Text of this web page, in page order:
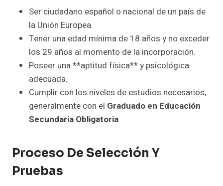
Ser ciudadano español o nacional de un país de
la Unión Europea.
Tener una edad mínima de 18 años y no exceder
los 29 años al momento de la incorporación.
Poseer una **aptitud física** y psicológica
adecuada.
Cumplir con los niveles de estudios necesarios,
generalmente con el Graduado en Educación
Secundaria Obligatoria.
Proceso De Selección Y
Pruebas